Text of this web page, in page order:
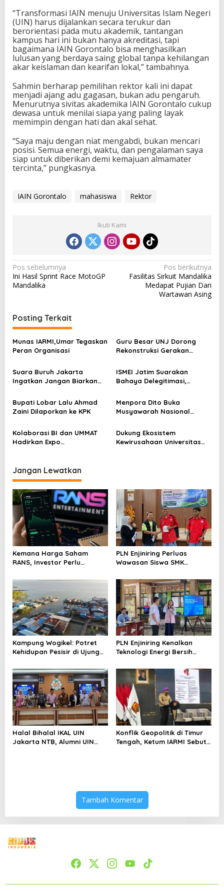
“Transformasi IAIN menuju Universitas Islam Negeri
(UIN) harus dijalankan secara terukur dan
berorientasi pada mutu akademik, tantangan
kampus hari ini bukan hanya akreditasi, tapi
bagaimana IAIN Gorontalo bisa menghasilkan
lulusan yang berdaya saing global tanpa kehilangan
akar keislaman dan kearifan lokal,” tambahnya.
Sahmin berharap pemilihan rektor kali ini dapat
menjadi ajang adu gagasan, bukan adu pengaruh.
Menurutnya sivitas akademika IAIN Gorontalo cukup
dewasa untuk menilai siapa yang paling layak
memimpin dengan hati dan akal sehat.
“Saya maju dengan niat mengabdi, bukan mencari
posisi. Semua energi, waktu, dan pengalaman saya
siap untuk diberikan demi kemajuan almamater
tercinta,” pungkasnya.
IAIN Gorontalo mahasiswa Rektor
Ikuti Kami
N
a
i
g
a
s
i
p
s
Pos sebelumnya
Ini Hasil Sprint Race MotoGP
Mandalika
Pos berikutnya
Fasilitas Sirkuit Mandalika
Medapat Pujian Dari
Wartawan Asing
Posting Terkait
Munas IARMI,Umar Tegaskan
Peran Organisasi
Guru Besar UNJ Dorong
Rekonstruksi Gerakan
Terkait Isu HAM Papua
Suara Buruh Jakarta
Ingatkan Jangan Biarkan
Kedamaian Bangsa
ISMEI Jatim Suarakan
Bahaya Delegitimasi,
Bupati Lobar Lalu Ahmad
Zaini Dilaporkan ke KPK
Menpora Dito Buka
Musyawarah Nasional
Mahasiswa Seluruh
Indonesia
Kolaborasi BI dan UMMAT
Hadirkan Expo
Dampak Sosial
Dukung Ekosistem
Kewirusahaan Universitas
Jangan Lewatkan
Kemana Harga Saham
RANS, Investor Perlu
Menghindari Spekulasi
Berlebihan
PLN Enjiniring Perluas
Wawasan Siswa SMK
Perubahan Iklim
Kampung Wogikel: Potret
Kehidupan Pesisir di Ujung
Bertahan di Tengah
Keterbatasan
PLN Enjiniring Kenalkan
Teknologi Energi Bersih
Halal Bihalal IKAL UIN
Jakarta NTB, Alumni UIN
Konflik Geopolitik di Timur
Tengah, Ketum IARMI Sebut
Tambah Komentar